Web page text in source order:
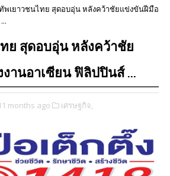
พเยาวชนไทย สุดอบอุ่น หลังคว้าชัยแข่งขันฝีมือ
ย สุดอบอุ่น หลังคว้าชัย
านอาเซียน ฟิลิปปินส์ ...
months ago เศรษฐกิจ,